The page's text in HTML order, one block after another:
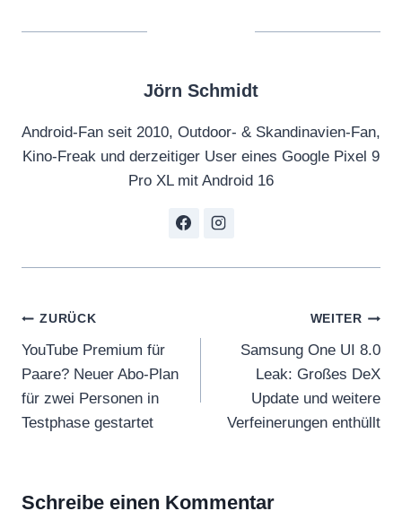
Jörn Schmidt
Android-Fan seit 2010, Outdoor- & Skandinavien-Fan,
Kino-Freak und derzeitiger User eines Google Pixel 9
Pro XL mit Android 16
Beitragsnavigation
ZURÜCK
YouTube Premium für
Paare? Neuer Abo-Plan
für zwei Personen in
Testphase gestartet
WEITER
Samsung One UI 8.0
Leak: Großes DeX
Update und weitere
Verfeinerungen enthüllt
Schreibe einen Kommentar